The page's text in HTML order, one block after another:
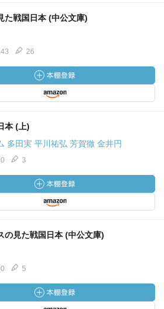
た戦国日本 (中公文庫)
26
本 (上)
多田実 平川祐弘 芳賀徹 金井円
3
の見た戦国日本 (中公文庫)
5